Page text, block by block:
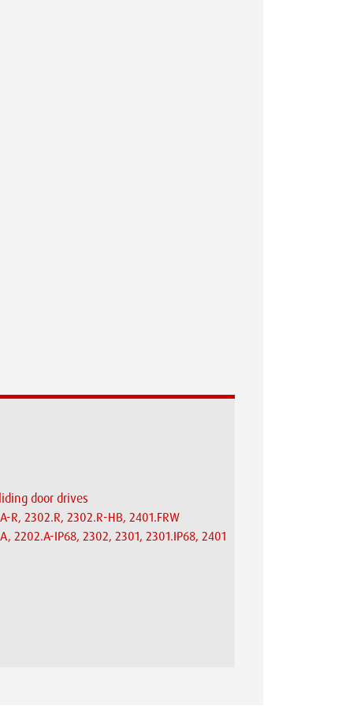
door drives
R, 2302.R, 2302.R-HB, 2401.FRW
2202.A-IP68, 2302, 2301, 2301.IP68, 2401